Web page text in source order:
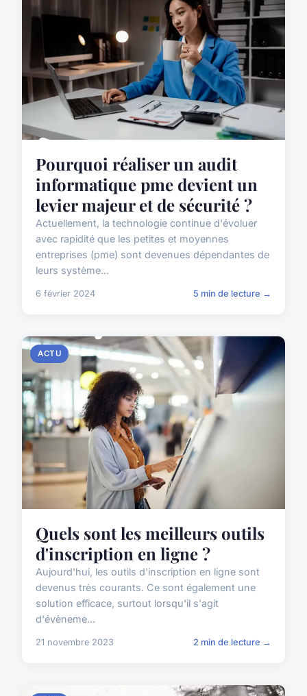
Pourquoi réaliser un audit
informatique pme devient un
levier majeur et de sécurité ?
Actuellement, la technologie continue d'évoluer
avec rapidité que les petites et moyennes
entreprises (pme) sont devenues dépendantes de
leurs système...
6 février 2024 5 min de lecture →
ACTU
Quels sont les meilleurs outils
d'inscription en ligne ?
Aujourd'hui, les outils d'inscription en ligne sont
devenus très courants. Ce sont également une
solution efficace, surtout lorsqu'il s'agit
d'évèneme...
21 novembre 2023 2 min de lecture →